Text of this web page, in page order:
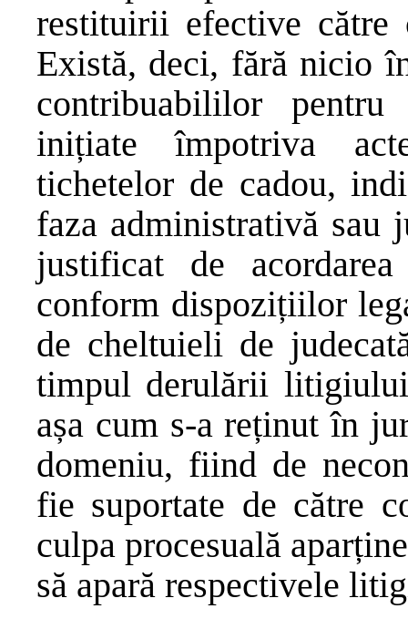
restituirii efective către
Există, deci, fără nicio
contribuabililor
inițiate împotriva
tichetelor de cadou,
faza administrativă sau
justificat de
conform dispozițiilor
de cheltuieli de
timpul derulării
așa cum s-a reținut în
domeniu, fiind de
fie suportate de către
culpa procesuală
să apară respectivele